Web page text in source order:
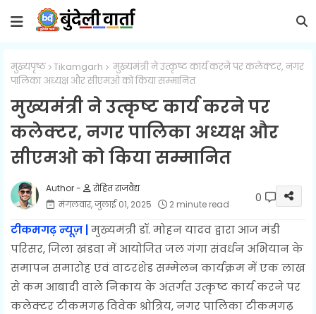
मुख्यपृष्ठ Tikamgarh
मुख्यमंत्री ने उत्कृष्ट कार्य करने पर कलेक्टर, नगर
पालिका अध्यक्ष और सीएमओ को किया सम्मानित
मुख्यमंत्री ने उत्कृष्ट कार्य करने पर
कलेक्टर, नगर पालिका अध्यक्ष और
सीएमओ को किया सम्मानित
रोहित राजवैद्य
मंगलवार, जुलाई 01, 2025
2 minute read 0
टीकमगढ़ न्यूज़ | मुख्यमंत्री डॉ. मोहन यादव द्वारा आज मंडी
परिसर, जिला खंडवा में आयोजित जल गंगा संवर्धन अभियान के
समापन समारोह एवं वाटरशेड सम्मेलन कार्यक्रम में एक लाख
से कम आबादी वाले निकाय के अंतर्गत उत्कृष्ट कार्य करने पर
कलेक्टर टीकमगढ़ विवेक श्रोत्रिय, नगर पालिका टीकमगढ़